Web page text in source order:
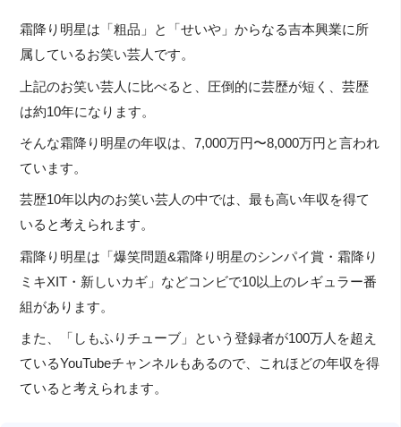
霜降り明星は「粗品」と「せいや」からなる吉本興業に所
属しているお笑い芸人です。
上記のお笑い芸人に比べると、圧倒的に芸歴が短く、芸歴
は約10年になります。
そんな霜降り明星の年収は、7,000万円〜8,000万円と言われ
ています。
芸歴10年以内のお笑い芸人の中では、最も高い年収を得て
いると考えられます。
霜降り明星は「爆笑問題&霜降り明星のシンパイ賞・霜降り
ミキXIT・新しいカギ」などコンビで10以上のレギュラー番
組があります。
また、「しもふりチューブ」という登録者が100万人を超え
ているYouTubeチャンネルもあるので、これほどの年収を得
ていると考えられます。